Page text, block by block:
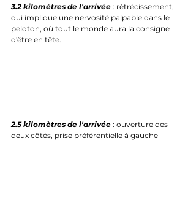
3.2 kilomètres de l'arrivée : rétrécissement,
qui implique une nervosité palpable dans le
peloton, où tout le monde aura la consigne
d'être en tête.
2.5 kilomètres de l'arrivée : ouverture des
deux côtés, prise préférentielle à gauche